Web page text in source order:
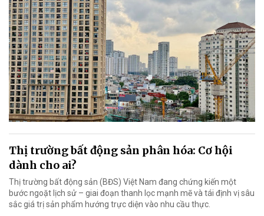
Thị trường bất động sản phân hóa: Cơ hội
dành cho ai?
Thị trường bất động sản (BĐS) Việt Nam đang chứng kiến một
bước ngoặt lịch sử – giai đoạn thanh lọc mạnh mẽ và tái định vị sâu
sắc giá trị sản phẩm hướng trực diện vào nhu cầu thực.